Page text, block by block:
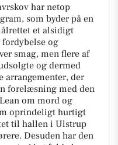
har netop
som byder på en
et alsidigt
og
smag, men flere af
og dermed
arrangementer, der
forelæsning med den
om mord og
oprindeligt hurtigt
til hallen i Ulstrup
Desuden har den